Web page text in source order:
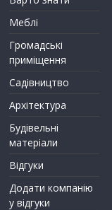
Меблі
Громадські
приміщення
Садівництво
Архітектура
Будівельні
матеріали
Відгуки
Додати компанію
у відгуки